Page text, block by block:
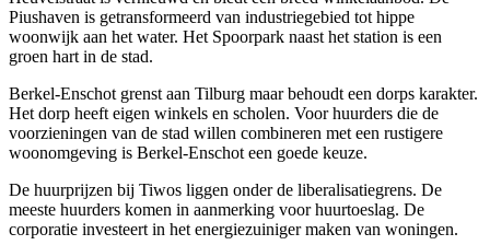
Piushaven is getransformeerd van industriegebied tot hippe
woonwijk aan het water. Het Spoorpark naast het station is een
groen hart in de stad.
Berkel-Enschot grenst aan Tilburg maar behoudt een dorps karakter.
Het dorp heeft eigen winkels en scholen. Voor huurders die de
voorzieningen van de stad willen combineren met een rustigere
woonomgeving is Berkel-Enschot een goede keuze.
De huurprijzen bij Tiwos liggen onder de liberalisatiegrens. De
meeste huurders komen in aanmerking voor huurtoeslag. De
corporatie investeert in het energiezuiniger maken van woningen.